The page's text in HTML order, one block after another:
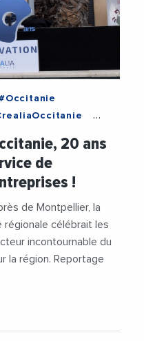
20 ans
de
!
de Montpellier, la
régionale célébrait les
incontournable du
la région. Reportage